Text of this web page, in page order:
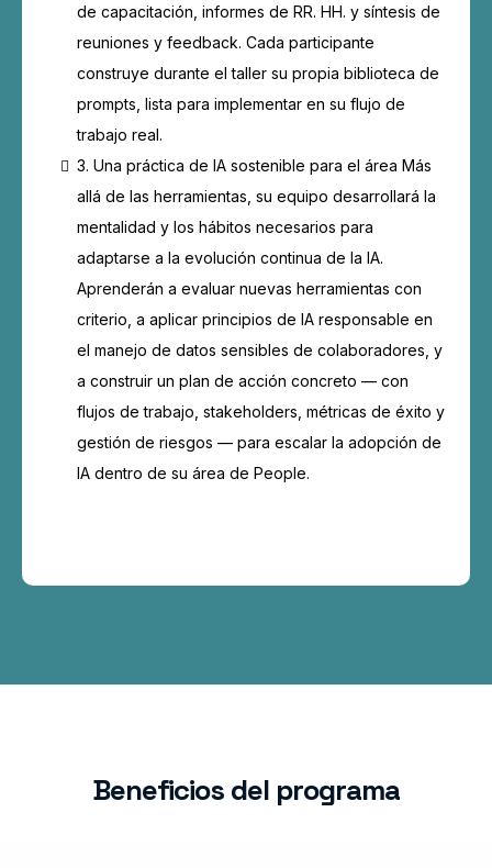
de capacitación, informes de RR. HH. y síntesis de
reuniones y feedback. Cada participante
construye durante el taller su propia biblioteca de
prompts, lista para implementar en su flujo de
trabajo real.
3. Una práctica de IA sostenible para el área Más
allá de las herramientas, su equipo desarrollará la
mentalidad y los hábitos necesarios para
adaptarse a la evolución continua de la IA.
Aprenderán a evaluar nuevas herramientas con
criterio, a aplicar principios de IA responsable en
el manejo de datos sensibles de colaboradores, y
a construir un plan de acción concreto — con
flujos de trabajo, stakeholders, métricas de éxito y
gestión de riesgos — para escalar la adopción de
IA dentro de su área de People.
Beneficios del programa